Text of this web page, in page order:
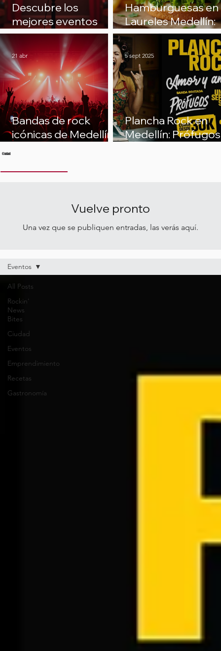
Ciudad
Descubre los
mejores eventos
comedia Medellín:
¡Ríe sin parar en la
ciudad de la eterna
primavera!
Hamburguesas en
Laureles Medellín:
Por qué The
Burger es un lugar
único
Bandas de rock
icónicas de Medellín:
21 abr
Plancha Rock en
Medellín: Prófugos
5 sept 2025
Vuelve pronto
Una vez que se publiquen entradas, las verás aquí.
All Posts
Rockin'
News
Bites
Ciudad
Eventos
Emprendimiento
Recetas
Gastronomía
Eventos